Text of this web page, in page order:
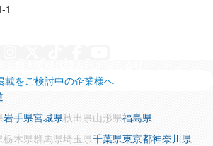
1
載をご検討中の企業様へ
岩手県宮城県秋田県山形県福島県
栃木県群馬県埼玉県千葉県東京都神奈川県